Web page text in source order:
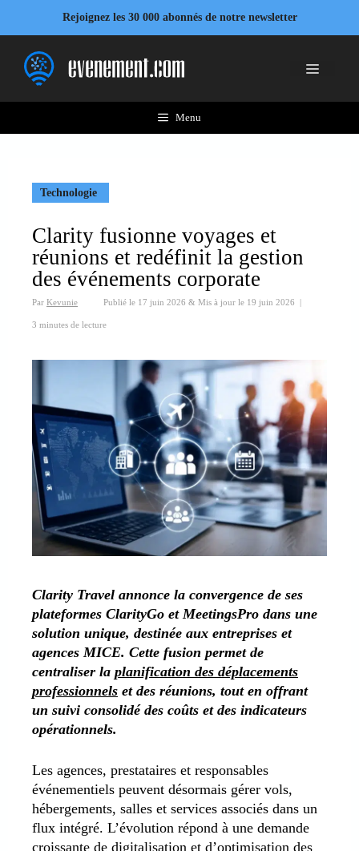
contenu
Rejoignez les 30 000 abonnés de notre newsletter
Menu
Menu
Technologie
Clarity fusionne voyages et
réunions et redéfinit la gestion
des événements corporate
Par Kevunie Publié le 17 juin 2026 & Mis à jour le 19 juin 2026 |
3 minutes de lecture
Clarity Travel annonce la convergence de ses
plateformes ClarityGo et MeetingsPro dans une
solution unique, destinée aux entreprises et
agences MICE. Cette fusion permet de
centraliser la planification des déplacements
professionnels et des réunions, tout en offrant
un suivi consolidé des coûts et des indicateurs
opérationnels.
Les agences, prestataires et responsables
événementiels peuvent désormais gérer vols,
hébergements, salles et services associés dans un
flux intégré. L’évolution répond à une demande
croissante de digitalisation et d’optimisation des